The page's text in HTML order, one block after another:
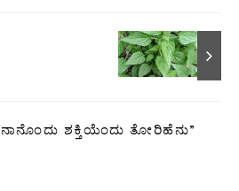
ನಾನೊಂದು ಶಕ್ತಿಯೆಂದು ತೋರಿಹೆನು”